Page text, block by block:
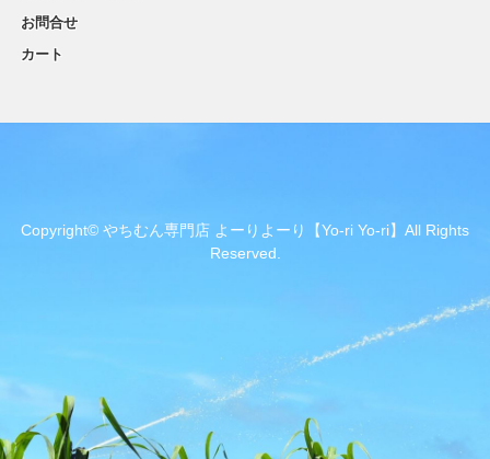
お問合せ
カート
Copyright© やちむん専門店 よーりよーり【Yo-ri Yo-ri】All Rights
Reserved.